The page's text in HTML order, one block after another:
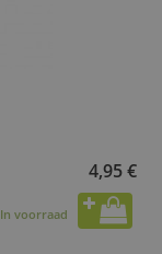
4,95 €
In voorraad